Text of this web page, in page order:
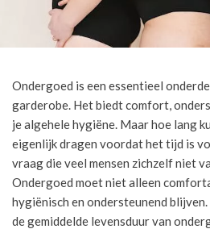
Ondergoed is een essentieel
garderobe. Het biedt comfort,
je algehele hygiëne. Maar hoe lang
eigenlijk dragen voordat het tijd is
vraag die veel mensen zichzelf niet
Ondergoed moet niet alleen
hygiënisch en ondersteunend
de gemiddelde levensduur van